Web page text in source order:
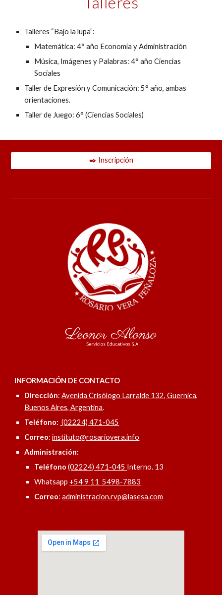
Talleres “Bajo la lupa”:
Matemática: 4° año Economía y Administración
Música, Imágenes y Palabras: 4° año Ciencias
Sociales
Taller de Expresión y Comunicación: 5° año, ambas
orientaciones.
Taller de Juego: 6° (Ciencias Sociales)
✒️ Inscripción
INFORMACIÓN DE CONTACTO
Dirección:Avenida Crisólogo Larralde 132, Guernica,
Buenos Aires, Argentina.
Teléfono: (02224) 471-045
Correo:instituto@rosariovera.info
Administración:
Teléfono(02224) 471-045 Interno. 13
Whatsapp +54 9 11 5498-7883
Correo:administracion.rvp@lasesa.com